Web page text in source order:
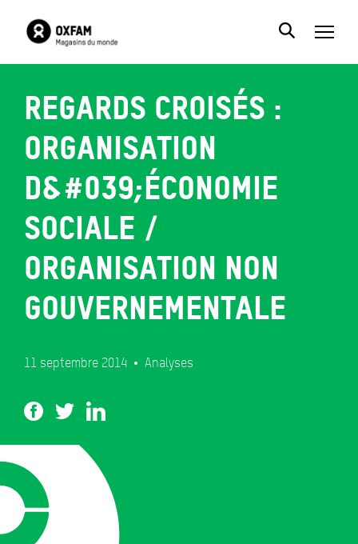
Regards croisés :
organisation
d&#039;économie
sociale /
organisation non
gouvernementale
11 septembre 2014 Analyses